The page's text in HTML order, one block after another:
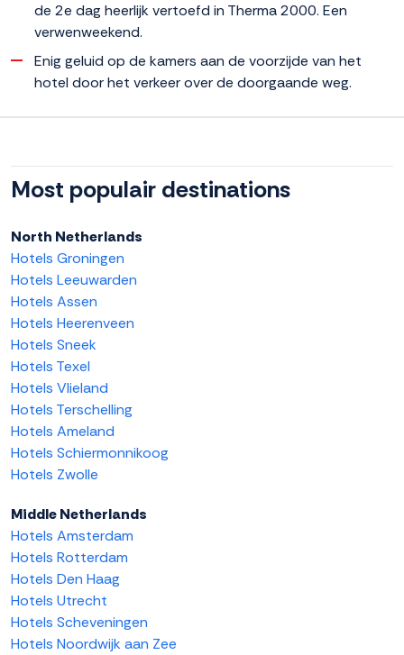
de 2e dag heerlijk vertoefd in Therma 2000. Een
verwenweekend.
Enig geluid op de kamers aan de voorzijde van het
hotel door het verkeer over de doorgaande weg.
Most populair destinations
North Netherlands
Hotels Groningen
Hotels Leeuwarden
Hotels Assen
Hotels Heerenveen
Hotels Sneek
Hotels Texel
Hotels Vlieland
Hotels Terschelling
Hotels Ameland
Hotels Schiermonnikoog
Hotels Zwolle
Middle Netherlands
Hotels Amsterdam
Hotels Rotterdam
Hotels Den Haag
Hotels Utrecht
Hotels Scheveningen
Hotels Noordwijk aan Zee